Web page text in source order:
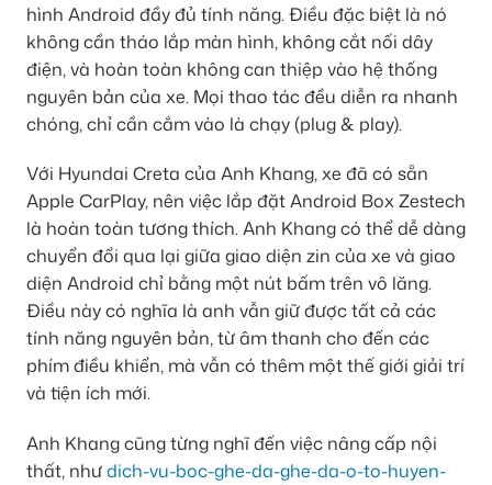
hình Android đầy đủ tính năng. Điều đặc biệt là nó
không cần tháo lắp màn hình, không cắt nối dây
điện, và hoàn toàn không can thiệp vào hệ thống
nguyên bản của xe. Mọi thao tác đều diễn ra nhanh
chóng, chỉ cần cắm vào là chạy (plug & play).
Với Hyundai Creta của Anh Khang, xe đã có sẵn
Apple CarPlay, nên việc lắp đặt Android Box Zestech
là hoàn toàn tương thích. Anh Khang có thể dễ dàng
chuyển đổi qua lại giữa giao diện zin của xe và giao
diện Android chỉ bằng một nút bấm trên vô lăng.
Điều này có nghĩa là anh vẫn giữ được tất cả các
tính năng nguyên bản, từ âm thanh cho đến các
phím điều khiển, mà vẫn có thêm một thế giới giải trí
và tiện ích mới.
Anh Khang cũng từng nghĩ đến việc nâng cấp nội
thất, nhưdich-vu-boc-ghe-da-ghe-da-o-to-huyen-